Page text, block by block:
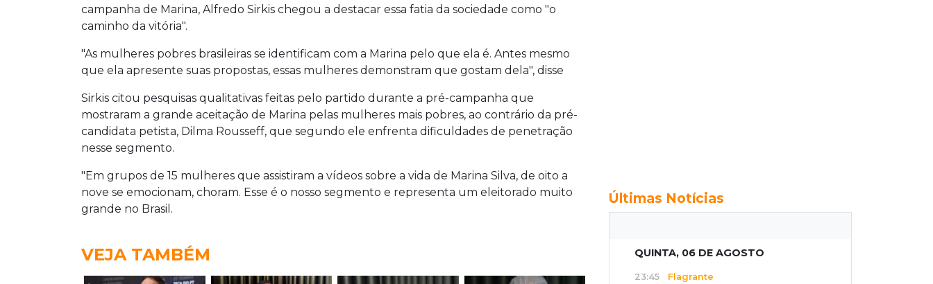
campanha de Marina, Alfredo Sirkis chegou a destacar essa fatia da sociedade como "o
caminho da vitória".
"As mulheres pobres brasileiras se identificam com a Marina pelo que ela é. Antes mesmo
que ela apresente suas propostas, essas mulheres demonstram que gostam dela", disse
Sirkis citou pesquisas qualitativas feitas pelo partido durante a pré-campanha que
mostraram a grande aceitação de Marina pelas mulheres mais pobres, ao contrário da pré-
candidata petista, Dilma Rousseff, que segundo ele enfrenta dificuldades de penetração
nesse segmento.
"Em grupos de 15 mulheres que assistiram a vídeos sobre a vida de Marina Silva, de oito a
nove se emocionam, choram. Esse é o nosso segmento e representa um eleitorado muito
grande no Brasil.
VEJA TAMBÉM
Últimas Notícias
QUINTA, 06 DE AGOSTO
23:45 Flagrante